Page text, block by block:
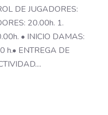
DE JUGADORES:
20.00h. 1.
• INICIO DAMAS:
h.• ENTREGA DE